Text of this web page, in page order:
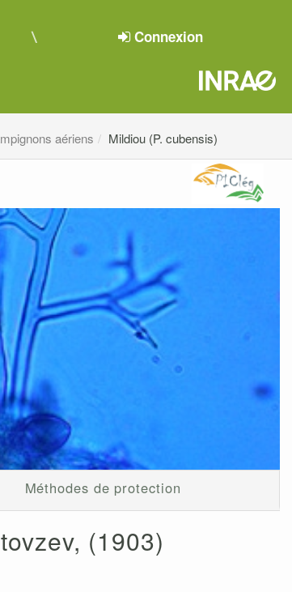
Connexion
aériens Mildiou (P. cubensis)
Méthodes de protection
(1903)